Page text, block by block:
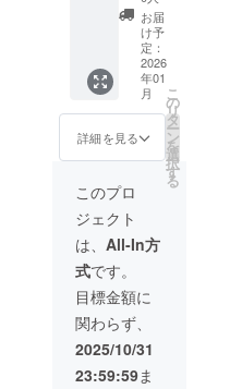
合、で
きる限
り早め
にお届
けでき
るよう
努めて
まいり
ており
ます
が、生
産体制
の整備
が順調
に進ん
だ場
合、で
り早め
にお届
けでき
るよう
努めて
まいり
ます。
て。
〈感謝
を込め
て〉 製
品は付
属しま
せん
が、ご
希望の
ささや
かなお
礼の
メッ
セージ
（画像
または
PDF形
式）を
お送り
いたし
ます。
ていま
す。 来
年には
育休か
ら本業
へ復帰
予定。
空と大
地の両
台
に、“手
でつく
る価
値”を届
け続け
ること
が私の
目標で
す。 限
られた
時間の
頼を。
⸻
どこま
でも丁
寧に。
どこま
でも誠
実に。
空の上
いま工
房の片
隅で
も、変
わらず
大切に
してき
たこと
です。
暮らし
と子育
ての合
お届
け予
定：
2026
年01
月
詳細を見る
こ
の
リ
タ
ー
ン
を
選
択
す
る
このプロ
ジェクト
は、 All-In方
式です。
目標金額に
関わらず、
2025/10/31
23:59:59ま